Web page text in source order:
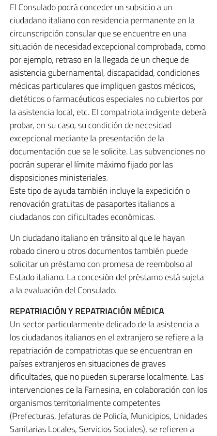
El Consulado podrá conceder un subsidio a un
ciudadano italiano con residencia permanente en la
circunscripción consular que se encuentre en una
situación de necesidad excepcional comprobada, como
por ejemplo, retraso en la llegada de un cheque de
asistencia gubernamental, discapacidad, condiciones
médicas particulares que impliquen gastos médicos,
dietéticos o farmacéuticos especiales no cubiertos por
la asistencia local, etc. El compatriota indigente deberá
probar, en su caso, su condición de necesidad
excepcional mediante la presentación de la
documentación que se le solicite. Las subvenciones no
podrán superar el límite máximo fijado por las
disposiciones ministeriales.
Este tipo de ayuda también incluye la expedición o
renovación gratuitas de pasaportes italianos a
ciudadanos con dificultades económicas.
Un ciudadano italiano en tránsito al que le hayan
robado dinero u otros documentos también puede
solicitar un préstamo con promesa de reembolso al
Estado italiano. La concesión del préstamo está sujeta
a la evaluación del Consulado.
REPATRIACIÓN Y REPATRIACIÓN MÉDICA
Un sector particularmente delicado de la asistencia a
los ciudadanos italianos en el extranjero se refiere a la
repatriación de compatriotas que se encuentran en
países extranjeros en situaciones de graves
dificultades, que no pueden superarse localmente. Las
intervenciones de la Farnesina, en colaboración con los
organismos territorialmente competentes
(Prefecturas, Jefaturas de Policía, Municipios, Unidades
Sanitarias Locales, Servicios Sociales), se refieren a